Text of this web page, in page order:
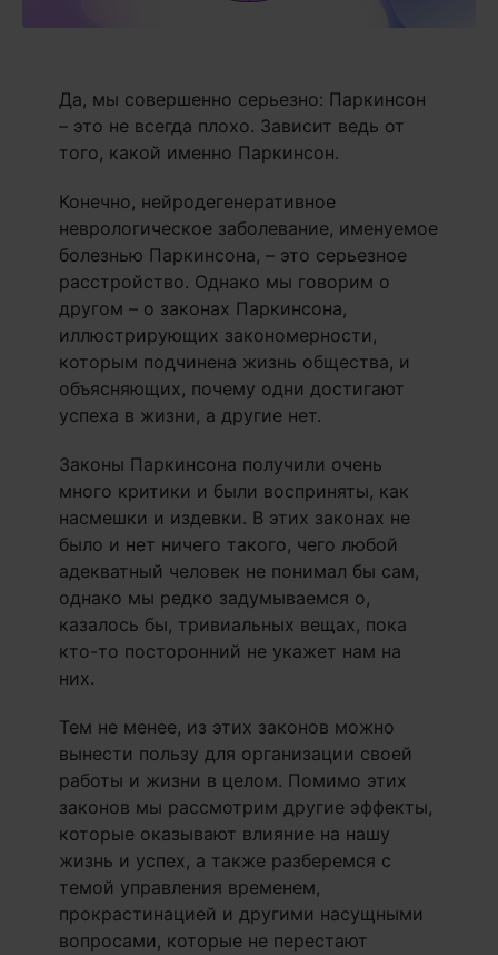
Да, мы совершенно серьезно: Паркинсон
– это не всегда плохо. Зависит ведь от
того, какой именно Паркинсон.
Конечно, нейродегенеративное
неврологическое заболевание, именуемое
болезнью Паркинсона, – это серьезное
расстройство. Однако мы говорим о
другом – о законах Паркинсона,
иллюстрирующих закономерности,
которым подчинена жизнь общества, и
объясняющих, почему одни достигают
успеха в жизни, а другие нет.
Законы Паркинсона получили очень
много критики и были восприняты, как
насмешки и издевки. В этих законах не
было и нет ничего такого, чего любой
адекватный человек не понимал бы сам,
однако мы редко задумываемся о,
казалось бы, тривиальных вещах, пока
кто-то посторонний не укажет нам на
них.
Тем не менее, из этих законов можно
вынести пользу для организации своей
работы и жизни в целом. Помимо этих
законов мы рассмотрим другие эффекты,
которые оказывают влияние на нашу
жизнь и успех, а также разберемся с
темой управления временем,
прокрастинацией и другими насущными
вопросами, которые не перестают